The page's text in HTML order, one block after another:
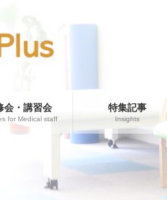
会・講習会
for Medical staff
特集記事
Insights